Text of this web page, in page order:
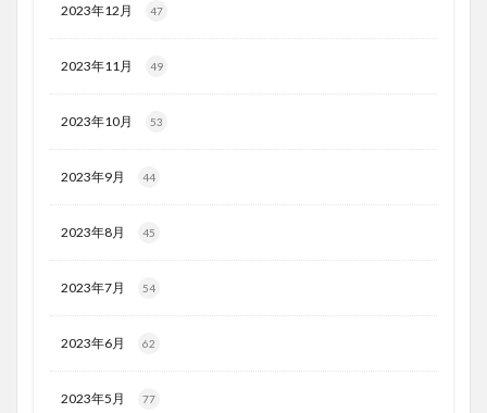
2023年12月 47
2023年11月 49
2023年10月 53
2023年9月 44
2023年8月 45
2023年7月 54
2023年6月 62
2023年5月 77